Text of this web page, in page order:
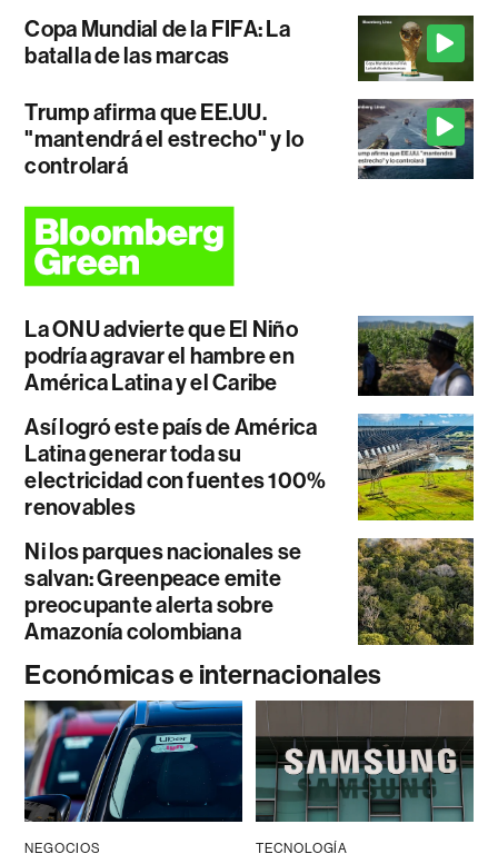
Copa Mundial de la FIFA: La
batalla de las marcas
Trump afirma que EE.UU.
"mantendrá el estrecho" y lo
controlará
La ONU advierte que El Niño
podría agravar el hambre en
América Latina y el Caribe
Así logró este país de América
Latina generar toda su
electricidad con fuentes 100%
renovables
Ni los parques nacionales se
salvan: Greenpeace emite
preocupante alerta sobre
Amazonía colombiana
Económicas e internacionales
NEGOCIOS TECNOLOGÍA